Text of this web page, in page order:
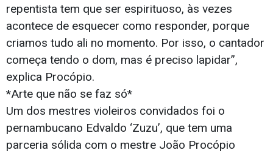
repentista tem que ser espirituoso, às vezes
acontece de esquecer como responder, porque
criamos tudo ali no momento. Por isso, o cantador
começa tendo o dom, mas é preciso lapidar”,
explica Procópio.
*Arte que não se faz só*
Um dos mestres violeiros convidados foi o
pernambucano Edvaldo ‘Zuzu’, que tem uma
parceria sólida com o mestre João Procópio